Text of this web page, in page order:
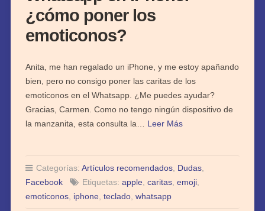
¿cómo poner los
emoticonos?
Anita, me han regalado un iPhone, y me estoy apañando
bien, pero no consigo poner las caritas de los
emoticonos en el Whatsapp. ¿Me puedes ayudar?
Gracias, Carmen. Como no tengo ningún dispositivo de
la manzanita, esta consulta la… Leer Más
Categorías: Artículos recomendados, Dudas,
Facebook
Etiquetas: apple, caritas, emoji,
emoticonos, iphone, teclado, whatsapp